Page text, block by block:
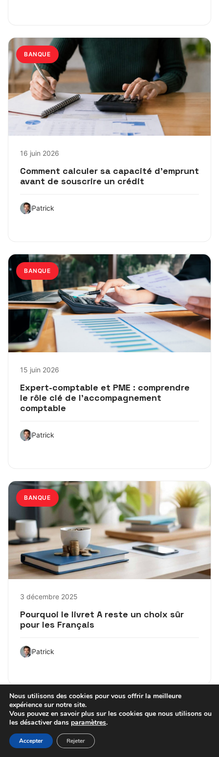
BANQUE
16 juin 2026
Comment calculer sa capacité d’emprunt
avant de souscrire un crédit
Patrick
BANQUE
15 juin 2026
Expert-comptable et PME : comprendre
le rôle clé de l’accompagnement
comptable
Patrick
BANQUE
3 décembre 2025
Pourquoi le livret A reste un choix sûr
pour les Français
Patrick
Nous utilisons des cookies pour vous offrir la meilleure
expérience sur notre site.
Vous pouvez en savoir plus sur les cookies que nous utilisons ou
les désactiver dans paramètres.
Accepter Rejeter